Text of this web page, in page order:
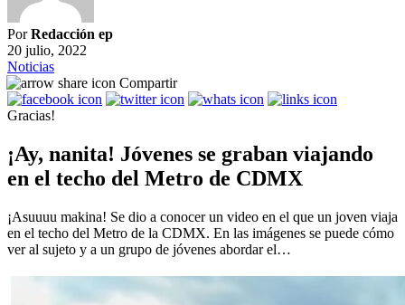
PorRedacción ep
20 julio, 2022
Noticias
Compartir
Gracias!
¡Ay, nanita! Jóvenes se graban viajando
en el techo del Metro de CDMX
¡Asuuuu makina! Se dio a conocer un video en el que un joven viaja
en el techo del Metro de la CDMX. En las imágenes se puede cómo
ver al sujeto y a un grupo de jóvenes abordar el…